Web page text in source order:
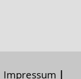
Impressum